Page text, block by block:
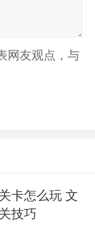
网友观点，与
卡怎么玩 文
技巧